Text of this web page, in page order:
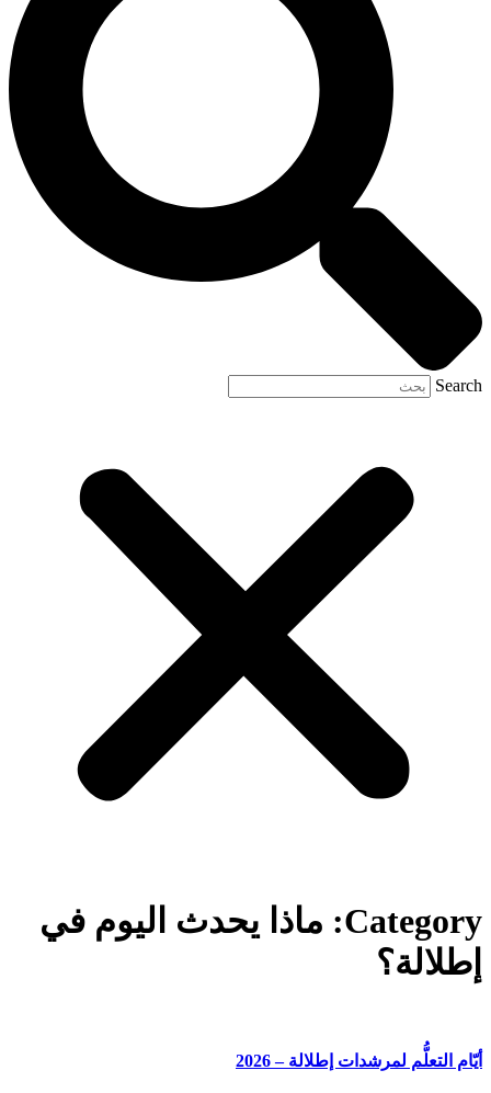
Search
Category: ماذا يحدث اليوم في
إطلالة؟
أيّام التعلُّم لمرشدات إطلالة – 2026